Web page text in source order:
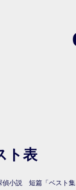
ト表
偵小説 短篇「ベスト集